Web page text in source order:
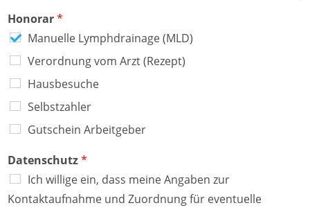
Honorar*
Manuelle Lymphdrainage (MLD)
Verordnung vom Arzt (Rezept)
Hausbesuche
Selbstzahler
Gutschein Arbeitgeber
Datenschutz*
Ich willige ein, dass meine Angaben zur
Kontaktaufnahme und Zuordnung für eventuelle